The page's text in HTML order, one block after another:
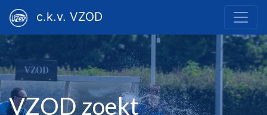
c.k.v. VZOD
VZOD zoekt